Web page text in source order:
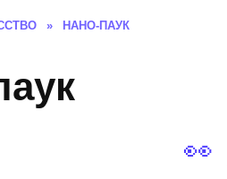
» НАНО-ПАУК